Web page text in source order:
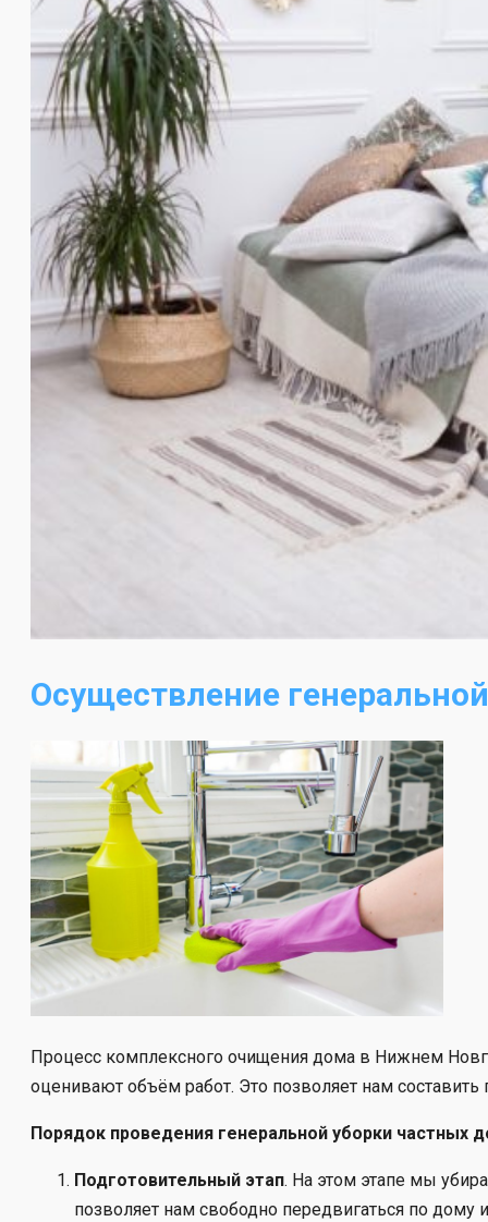
Осуществление
Процесс комплексного очищения дома в Нижнем
оценивают объём работ. Это позволяет нам
Порядок проведения генеральной уборки
Подготовительный этап. На этом этапе мы
позволяет нам свободно передвигаться по